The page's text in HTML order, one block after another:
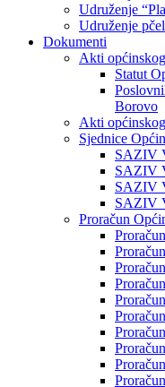
Udruženje
Udruženje
Dokumenti
Akti
Statut
Borovo
Akti
Sjednice
SAZIV
SAZIV
SAZIV
SAZIV
Proračun